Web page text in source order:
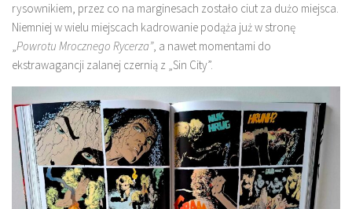
rysownikiem, przez co na marginesach zostało ciut za dużo miejsca.
Niemniej w wielu miejscach kadrowanie podąża już w stronę
„Powrotu Mrocznego Rycerza”, a nawet momentami do
ekstrawagancji zalanej czernią z „Sin City”.